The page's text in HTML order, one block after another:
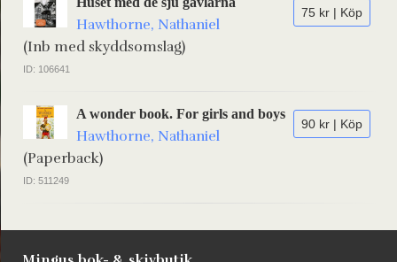
75 kr | Köp
Hawthorne, Nathaniel
(Inb med skyddsomslag)
ID: 106641
90 kr | Köp
A wonder book. For girls and boys
Hawthorne, Nathaniel
(Paperback)
ID: 511249